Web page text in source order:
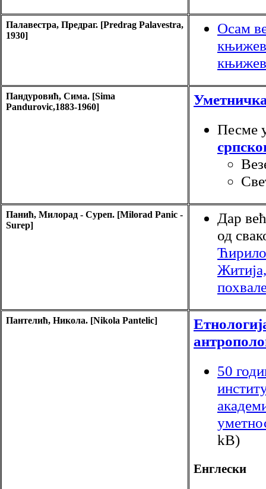
Палавестра, Предраг. [Predrag Palavestra,
1930]
Осам
Пандуровић, Сима. [Sima
Pandurovic,1883-1960]
Песме
Панић, Милорад - Суреп. [Milorad Panic -
Surep]
Дар
од
Пантелић, Никола. [Nikola Pantelic]
50
kB)
Енглески